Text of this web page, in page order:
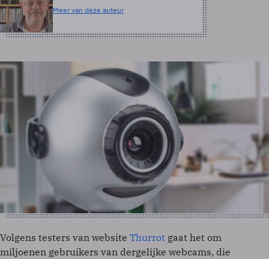
Meer van deze auteur
Volgens testers van website Thurrot gaat het om
miljoenen gebruikers van dergelijke webcams, die